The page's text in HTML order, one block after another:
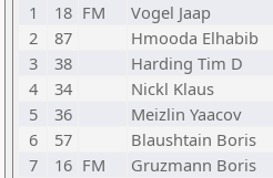
1
18 FM Vogel Jaap
2
87 Hmooda Elhabib
3
38 Harding Tim D
4
34 Nickl Klaus
5
36 Meizlin Yaacov
6
57 Blaushtain Boris
7
16 FM Gruzmann Boris